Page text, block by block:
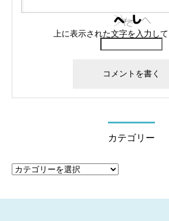
上に表示された文字を入力して
カテゴリー
カ
テ
ー